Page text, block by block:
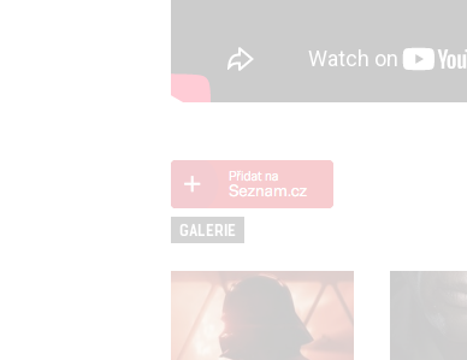
GALERIE